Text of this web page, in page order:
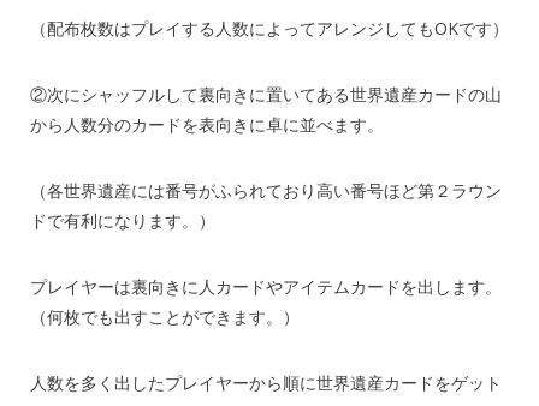
（配布枚数はプレイする人数によってアレンジしてもOKです）
②次にシャッフルして裏向きに置いてある世界遺産カードの山
から人数分のカードを表向きに卓に並べます。
（各世界遺産には番号がふられており高い番号ほど第２ラウン
ドで有利になります。）
プレイヤーは裏向きに人カードやアイテムカードを出します。
（何枚でも出すことができます。）
人数を多く出したプレイヤーから順に世界遺産カードをゲット